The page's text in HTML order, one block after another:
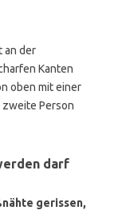
an der
Kanten
oben mit einer
Person
darf
gerissen,